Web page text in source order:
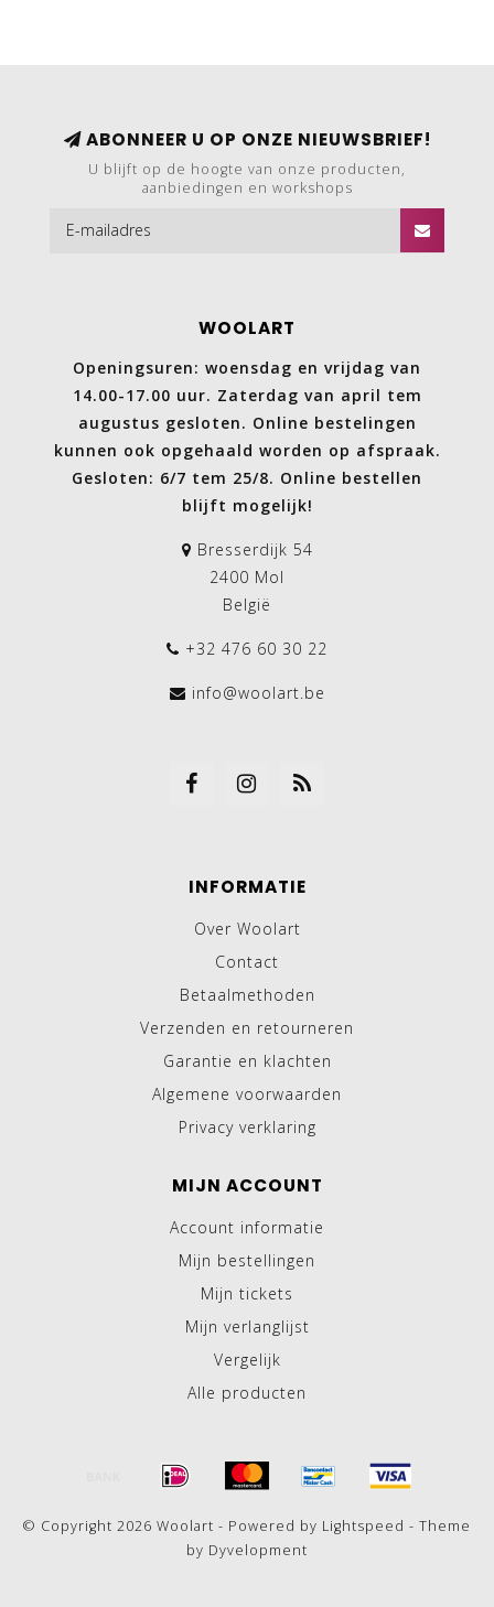
ABONNEER U OP ONZE NIEUWSBRIEF!
U blijft op de hoogte van onze producten,
aanbiedingen en workshops
WOOLART
Openingsuren: woensdag en vrijdag van
14.00-17.00 uur. Zaterdag van april tem
augustus gesloten. Online bestelingen
kunnen ook opgehaald worden op afspraak.
Gesloten: 6/7 tem 25/8. Online bestellen
blijft mogelijk!
Bresserdijk 54
2400 Mol
België
+32 476 60 30 22
info@woolart.be
INFORMATIE
Over Woolart
Contact
Betaalmethoden
Verzenden en retourneren
Garantie en klachten
Algemene voorwaarden
Privacy verklaring
MIJN ACCOUNT
Account informatie
Mijn bestellingen
Mijn tickets
Mijn verlanglijst
Vergelijk
Alle producten
© Copyright 2026 Woolart - Powered by Lightspeed - Theme
by Dyvelopment